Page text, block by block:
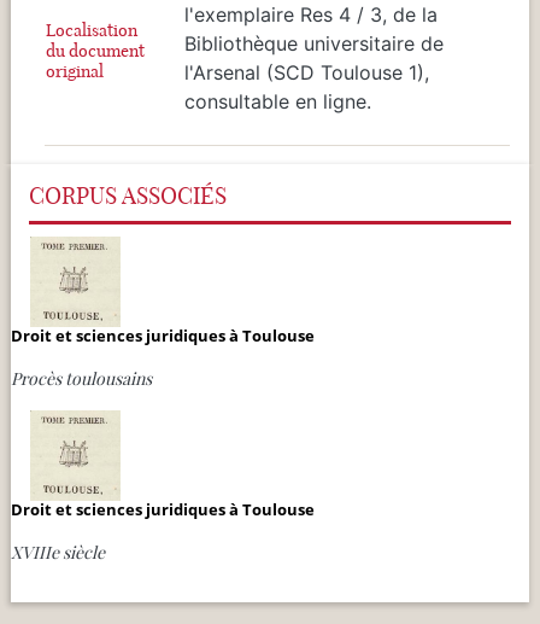
Localisation
du document
original
l'exemplaire Res 4 / 3, de la
Bibliothèque universitaire de
l'Arsenal (SCD Toulouse 1),
consultable en ligne.
CORPUS ASSOCIÉS
Droit et sciences juridiques à Toulouse
Procès toulousains
Droit et sciences juridiques à Toulouse
XVIIIe siècle